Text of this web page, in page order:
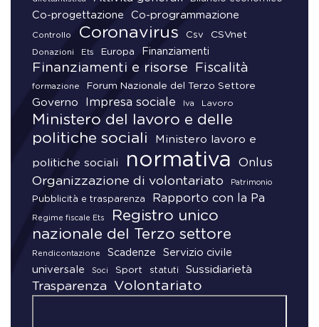
Co-progettazione Co-programmazione
Controllo Coronavirus Csv CSVnet
Donazioni Ets Europa Finanziamenti
Finanziamenti e risorse Fiscalità
formazione Forum Nazionale del Terzo Settore
Governo Impresa sociale Iva Lavoro
Ministero del lavoro e delle
politiche sociali
Ministero lavoro e
politiche sociali normativa Onlus
Organizzazione di volontariato Patrimonio
Pubblicità e trasparenza Rapporto con la Pa
Regime fiscale Ets
Registro unico
nazionale del Terzo settore
Rendicontazione Scadenze
Servizio civile
universale
Soci Sport statuti Sussidiarietà
Trasparenza Volontariato